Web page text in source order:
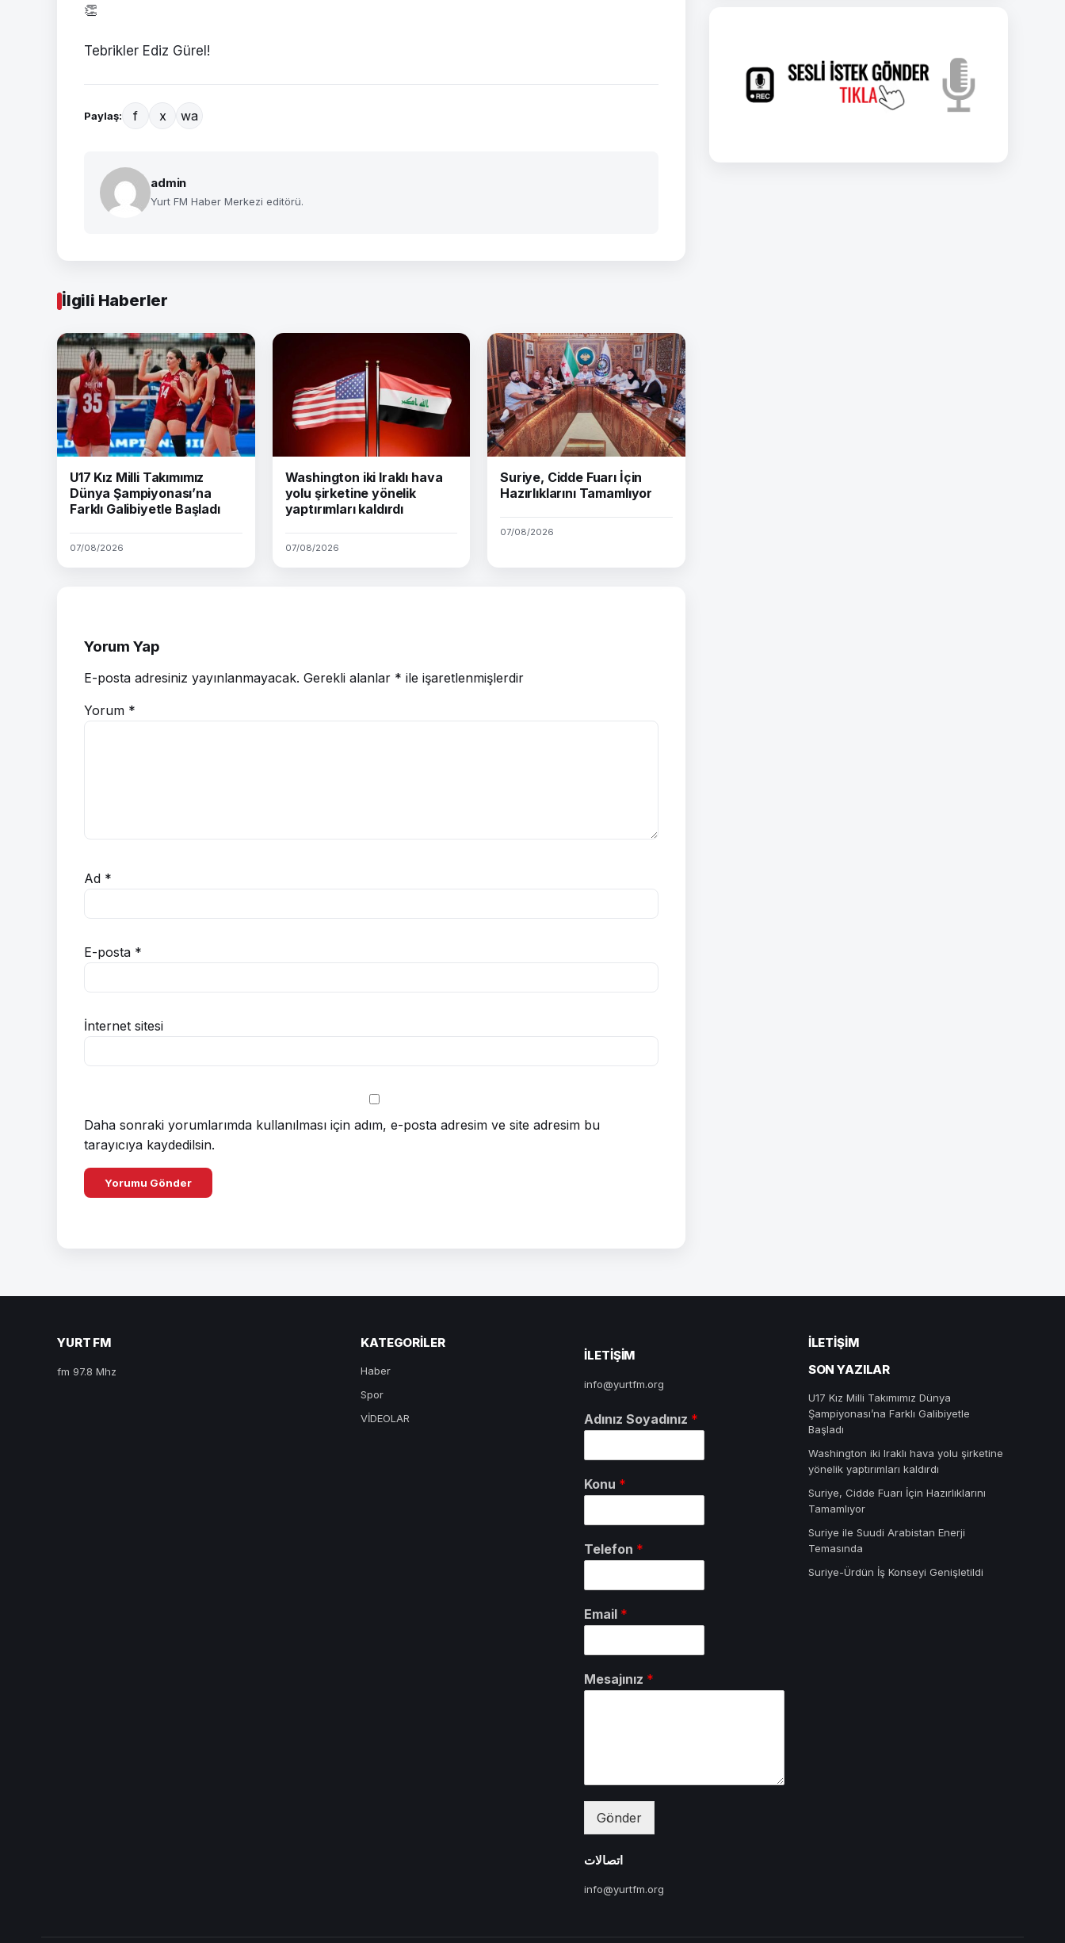
Tebrikler Ediz Gürel!
Paylaş: f x wa
admin
Yurt FM Haber Merkezi editörü.
İlgili Haberler
U17 Kız Milli Takımımız
Dünya Şampiyonası’na
Farklı Galibiyetle Başladı
07/08/2026
Washington iki Iraklı hava
yolu şirketine yönelik
yaptırımları kaldırdı
07/08/2026
Suriye, Cidde Fuarı İçin
Hazırlıklarını Tamamlıyor
07/08/2026
Yorum Yap
E-posta adresiniz yayınlanmayacak. Gerekli alanlar * ile işaretlenmişlerdir
Yorum *
Ad *
E-posta *
İnternet sitesi
Daha sonraki yorumlarımda kullanılması için adım, e-posta adresim ve site adresim bu
tarayıcıya kaydedilsin.
YURT FM
fm 97.8 Mhz
KATEGORILER
Haber
Spor
VİDEOLAR
ILETIŞIM
info@yurtfm.org
Adınız Soyadınız *
Konu *
Telefon *
Email *
Mesajınız *
Gönder
اتصالات
info@yurtfm.org
İLETIŞIM
SON YAZILAR
U17 Kız Milli Takımımız Dünya
Şampiyonası’na Farklı Galibiyetle
Başladı
Washington iki Iraklı hava yolu şirketine
yönelik yaptırımları kaldırdı
Suriye, Cidde Fuarı İçin Hazırlıklarını
Tamamlıyor
Suriye ile Suudi Arabistan Enerji
Temasında
Suriye-Ürdün İş Konseyi Genişletildi